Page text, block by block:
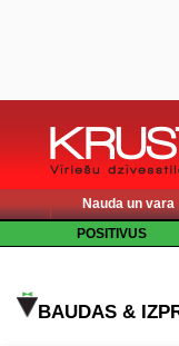
Nauda un vara
POSITIVUS
BAUDAS &